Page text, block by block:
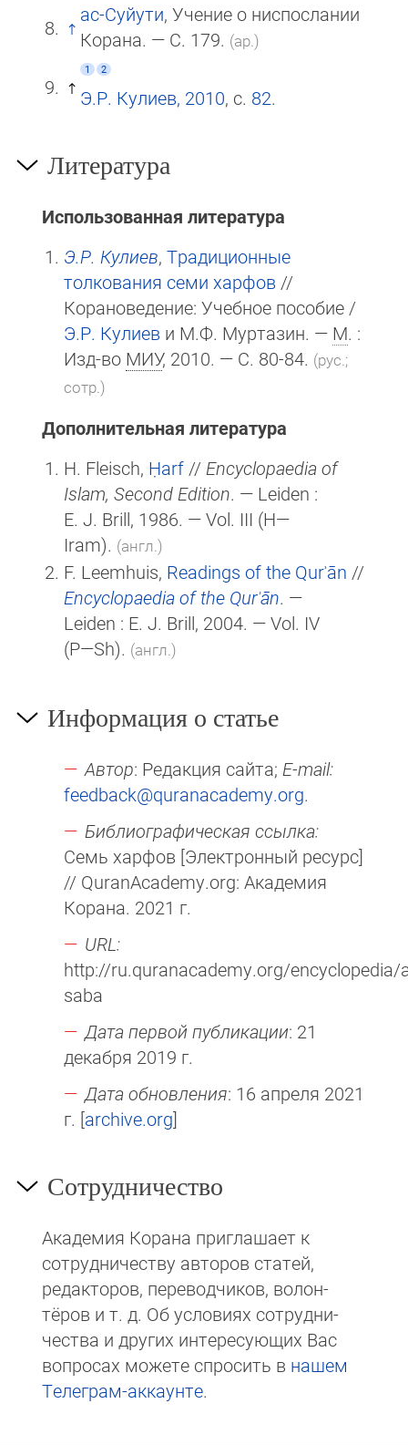
ас-Суйути, Учение о ниспослании
Корана. — С. 179. (ар.)
1 2
Э.Р. Кулиев, 2010, с. 82.
Литература
Использованная литература
Э.Р. Кулиев, Традиционные
толкования семи харфов //
Корановедение: Учебное пособие /
Э.Р. Кулиев и М.Ф. Муртазин. — М. :
Изд-во МИУ, 2010. — С. 80-84. (рус.;
сотр.)
Дополнительная литература
H. Fleisch, Ḥarf // Encyclopaedia of
Islam, Second Edition. — Leiden :
E. J. Brill, 1986. — Vol. III (H—
Iram). (англ.)
F. Leemhuis, Readings of the Qurʾān //
Encyclopaedia of the Qurʾān. —
Leiden : E. J. Brill, 2004. — Vol. IV
(P—Sh). (англ.)
Информация о статье
Автор: Редакция сайта; E-mail:
feedback@quranacademy.org.
Библиографическая ссылка:
Семь харфов [Электронный ресурс]
// QuranAcademy.org: Академия
Корана. 2021 г.
URL:
http://ru.quranacademy.org/
saba
Дата первой публикации: 21
декабря 2019 г.
Дата обновления: 16 апреля 2021
г. [archive.org]
Сотрудничество
Академия Корана при­гла­ша­ет к
сотруд­ни­чест­ву авторов статей,
редакто­ров, пере­вод­чи­ков, волон­
тёров и т. д. Об ус­ло­виях сотрудни­
чест­ва и других интере­сую­щих Вас
вопросах мо­же­те спросить в на­шем
Те­ле­грам-ак­каунте.